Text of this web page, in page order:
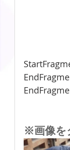
※画像を